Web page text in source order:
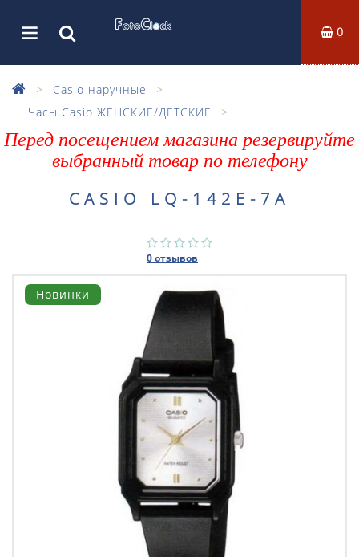
0
Casio наручные
Часы Casio ЖЕНСКИЕ/ДЕТСКИЕ
Перед посещением магазина резервируйте
выбранный товар по телефону
CASIO LQ-142E-7A
0 отзывов
Новинки